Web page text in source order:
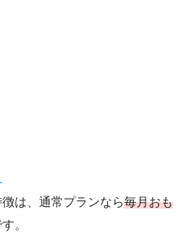
は、通常プランなら毎月おも
。